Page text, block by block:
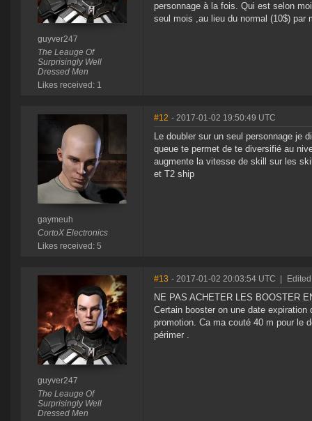
guyver247
The Leauge Of
Surprisingly Well
Dressed Men
Likes received: 1
personnage à la fois. Qui est selon
seul mois ,au lieu du normal (10$) par
gaymeuh
CortoX Electronics
Likes received: 5
#12 - 2017-01-02 19:50:49 UTC
Le doubler sur un seul personnage je
queue te permet de te diversifié au
augmente la vitesse de skill sur les
et T2 ship
guyver247
The Leauge Of
Surprisingly Well
Dressed Men
#13 - 2017-01-02 20:03:54 UTC
NE PAS ACHETER LES BOOSTER
Certain booster on une date
promotion. Ca ma couté 40 m pour le
périmer .